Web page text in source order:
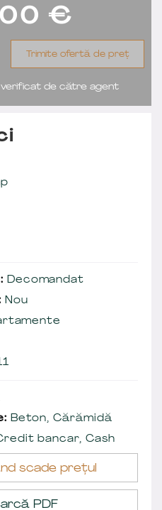
€
Trimite ofertă de preț
de către agent
Decomandat
Nou
Beton, Cărămidă
bancar, Cash
scade prețul
PDF